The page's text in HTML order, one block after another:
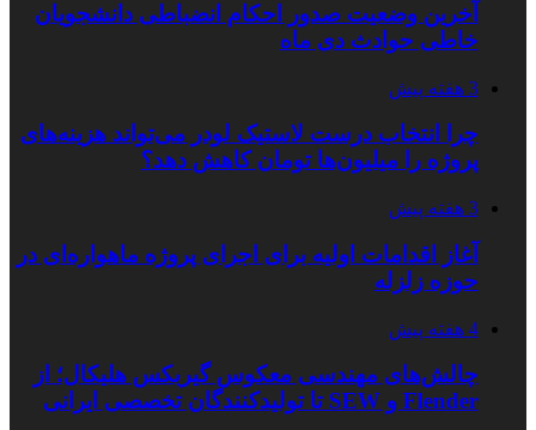
آخرین وضعیت صدور احکام انضباطی دانشجویان
خاطی حوادث دی ماه
3 هفته پیش
چرا انتخاب درست لاستیک لودر می‌تواند هزینه‌های
پروژه را میلیون‌ها تومان کاهش دهد؟
3 هفته پیش
آغاز اقدامات اولیه برای اجرای پروژه ماهواره‌ای در
حوزه زلزله
4 هفته پیش
چالش‌های مهندسی معکوس گیربکس هلیکال؛ از
Flender و SEW تا تولیدکنندگان تخصصی ایرانی